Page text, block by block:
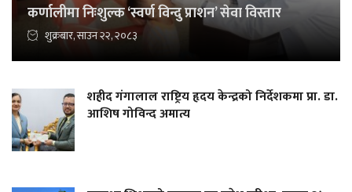
कर्णालीमा निःशुल्क ‘स्वर्ण विन्दु प्राशन’ सेवा विस्तार
शुक्रबार, साउन २२, २०८३
शहीद गंगालाल राष्ट्रिय हृदय केन्द्रको निर्देशकमा प्रा. डा.
आशिष गोविन्द अमात्य